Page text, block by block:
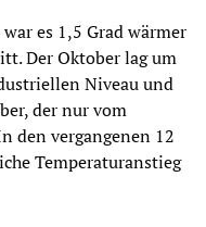
es 1,5 Grad wärmer
Der Oktober lag um
Niveau und
der nur vom
den vergangenen 12
Temperaturanstieg